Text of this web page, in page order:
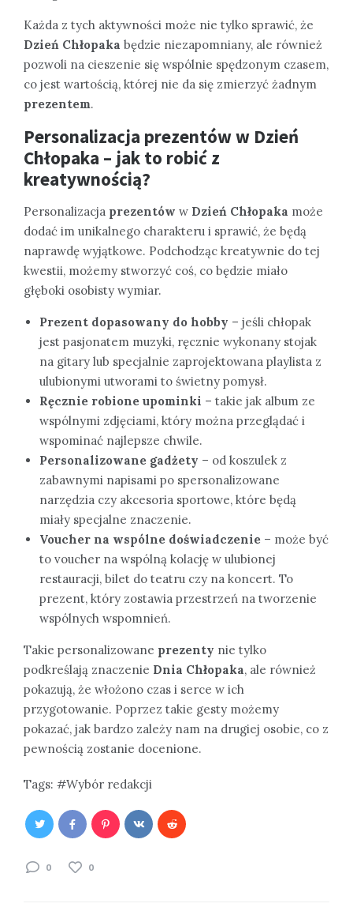
Każda z tych aktywności może nie tylko sprawić, że
Dzień Chłopaka będzie niezapomniany, ale również
pozwoli na cieszenie się wspólnie spędzonym czasem,
co jest wartością, której nie da się zmierzyć żadnym
prezentem.
Personalizacja prezentów w Dzień
Chłopaka – jak to robić z
kreatywnością?
Personalizacja prezentów w Dzień Chłopaka może
dodać im unikalnego charakteru i sprawić, że będą
naprawdę wyjątkowe. Podchodząc kreatywnie do tej
kwestii, możemy stworzyć coś, co będzie miało
głęboki osobisty wymiar.
Prezent dopasowany do hobby – jeśli chłopak
jest pasjonatem muzyki, ręcznie wykonany stojak
na gitary lub specjalnie zaprojektowana playlista z
ulubionymi utworami to świetny pomysł.
Ręcznie robione upominki – takie jak album ze
wspólnymi zdjęciami, który można przeglądać i
wspominać najlepsze chwile.
Personalizowane gadżety – od koszulek z
zabawnymi napisami po spersonalizowane
narzędzia czy akcesoria sportowe, które będą
miały specjalne znaczenie.
Voucher na wspólne doświadczenie – może być
to voucher na wspólną kolację w ulubionej
restauracji, bilet do teatru czy na koncert. To
prezent, który zostawia przestrzeń na tworzenie
wspólnych wspomnień.
Takie personalizowane prezenty nie tylko
podkreślają znaczenie Dnia Chłopaka, ale również
pokazują, że włożono czas i serce w ich
przygotowanie. Poprzez takie gesty możemy
pokazać, jak bardzo zależy nam na drugiej osobie, co z
pewnością zostanie docenione.
Tags: Wybór redakcji
0 0